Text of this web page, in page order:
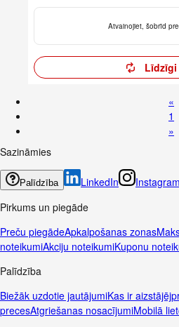
Atvainojiet, šobrīd
«
1
»
Sazināmies
Palīdzība LinkedIn Instagram
Pirkums un piegāde
Preču piegādeApkalpošanas zonas
noteikumiAkciju noteikumiKuponu
Palīdzība
Biežāk uzdotie jautājumiKas ir
precesAtgriešanas nosacījumiMobilā